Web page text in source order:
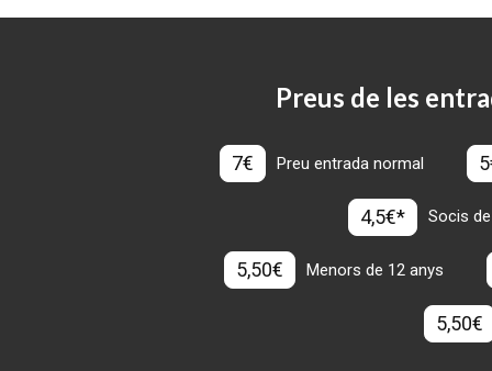
Preus de les
7€ Preu entrada normal
4,5€* Socis
5,50€ Menors de 12 anys
5,50€